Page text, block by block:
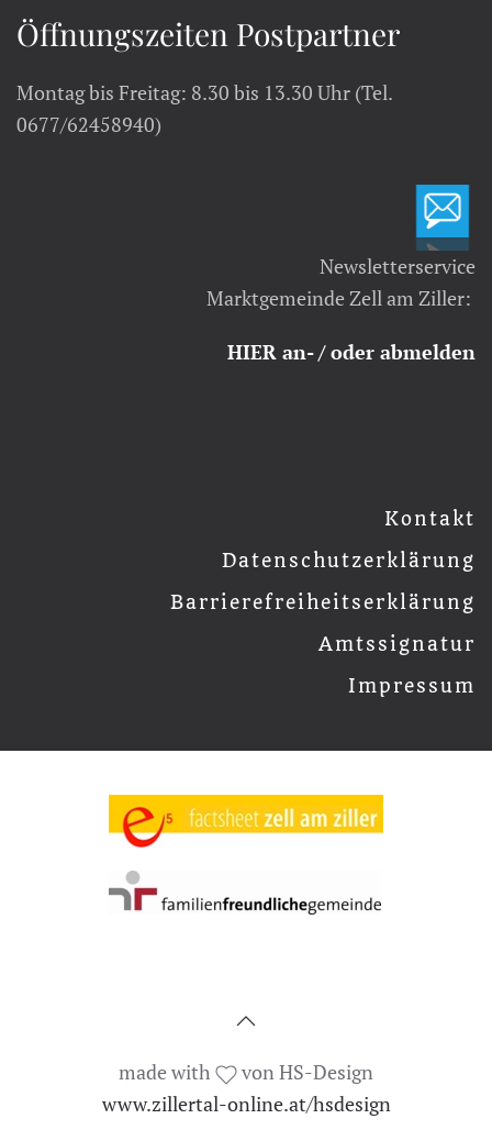
Öffnungszeiten Postpartner
Montag bis Freitag: 8.30 bis 13.30 Uhr (Tel.
0677/62458940)
Newsletterservice
Marktgemeinde Zell am Ziller:
HIER an- / oder abmelden
Kontakt
Datenschutzerklärung
Barrierefreiheitserklärung
Amtssignatur
Impressum
made with
von HS-Design
www.zillertal-online.at/hsdesign